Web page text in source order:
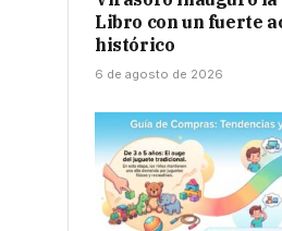
Libro con un fuerte
histórico
6 de agosto de 2026